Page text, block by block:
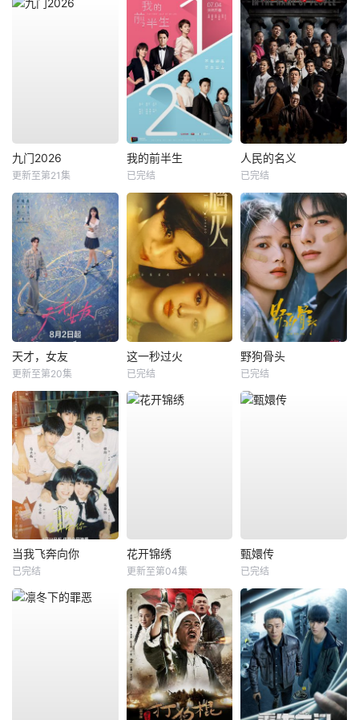
九门2026
更新至第21集
我的前半生
已完结
人民的名义
已完结
天才，女友
更新至第20集
这一秒过火
已完结
野狗骨头
已完结
当我飞奔向你
已完结
花开锦绣
更新至第04集
甄嬛传
已完结